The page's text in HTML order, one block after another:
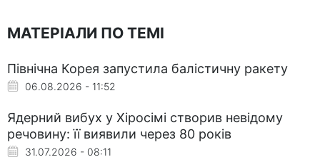
МАТЕРІАЛИ ПО ТЕМІ
Північна Корея запустила балістичну ракету
06.08.2026 - 11:52
Ядерний вибух у Хіросімі створив невідому
речовину: її виявили через 80 років
31.07.2026 - 08:11